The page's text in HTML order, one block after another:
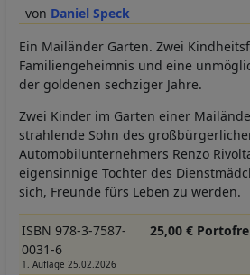
Daniel Speck
Ein Mailänder Garten. Zwei
Familiengeheimnis und eine
der goldenen sechziger Jahre.
Zwei Kinder im Garten einer
strahlende Sohn des
Automobilunternehmers Renzo
eigensinnige Tochter des
sich, Freunde fürs Leben zu werden.
ISBN 978-3-7587-
0031-6
1. Auflage 25.02.2026
25,00 €